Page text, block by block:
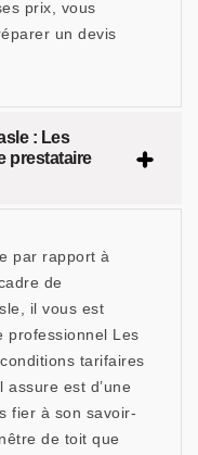
prix, vous
un devis
: Les
prestataire
par rapport à
de
il vous est
professionnel Les
tarifaires
assure est d’une
fier à son savoir-
de toit que